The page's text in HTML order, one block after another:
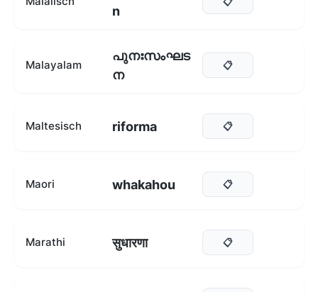
n
Malayalam
പുനഃസംഘട
ന
📋
Maltesisch riforma 📋
Maori whakahou 📋
Marathi सुधारणा 📋